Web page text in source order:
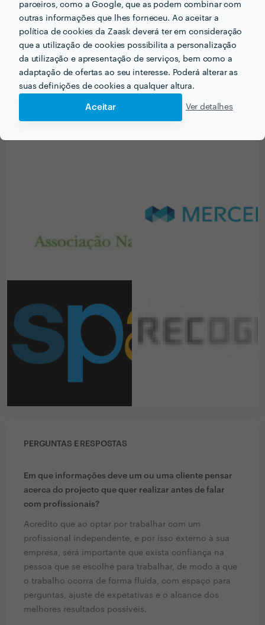
parceiros, como a Google, que as podem combinar com
outras informações que lhes forneceu. Ao aceitar a
política de cookies da Zaask deverá ter em consideração
que a utilização de cookies possibilita a personalização
da utilização e apresentação de serviços, bem como a
adaptação de ofertas ao seu interesse. Poderá alterar as
suas definições de cookies a qualquer altura.
Aceitar Ver detalhes
Muito profissional, simpática e disponível. Matem a
comunicação sempre que faz atualizações no CV para
nossa apreciação. Recomendo vivamente!!
Resposta de Bárbara Varela 22 Jan 2025
Muito obrigada Paulo :)
PERGUNTAS E RESPOSTAS
Em que informações deve um ou uma cliente pensar
acerca do projecto que quer realizar antes de falar
com profissionais?
Acredito que ao optar por trabalhar com um
profissional independente, e por isso externo à sua
empresa, será importante que exista confiança na
pessoa que se escolhe para trabalhar, de modo a que
o trabalho ocorra de forma fluída, com espaço para
perguntas, ajuste de expetativas e o alcance dos
melhores resultados possíveis.